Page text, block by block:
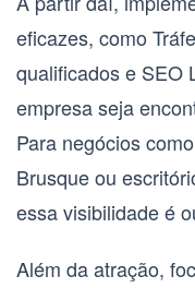
eficazes, como
qualificados e SEO
empresa seja
Para negócios
Brusque ou
essa visibilidade é
Além da atração,